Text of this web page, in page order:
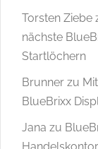
Torsten Ziebe
nächste
Startlöchern
Brunner zu
BlueBrixx
Jana zu